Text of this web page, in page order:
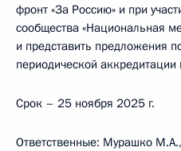
фронт «За Россию» и при
сообщества «Национальная
и представить предложения
периодической
Срок – 25 ноября 2025 г.
Ответственные: Мурашко